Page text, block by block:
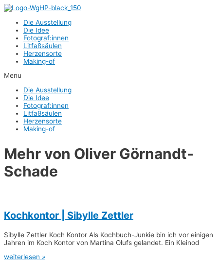
Zum
springenDie Aus­stel­lung
Die Idee
Fotograf:innen
Lit­faß­säu­len
Her­zens­or­te
Making-of
Menu
Die Aus­stel­lung
Die Idee
Fotograf:innen
Lit­faß­säu­len
Her­zens­or­te
Making-of
Mehr von Oliver Görnandt-
Schade
Koch­kon­tor | Sibyl­le Zettler
Sibyl­le Zett­ler Koch Kon­tor Als Koch­­buch-Jun­­­kie bin ich vor eini­gen
Jah­ren im Koch Kon­tor von Mar­ti­na Olufs gelan­det. Ein Kleinod
weiterlesen »